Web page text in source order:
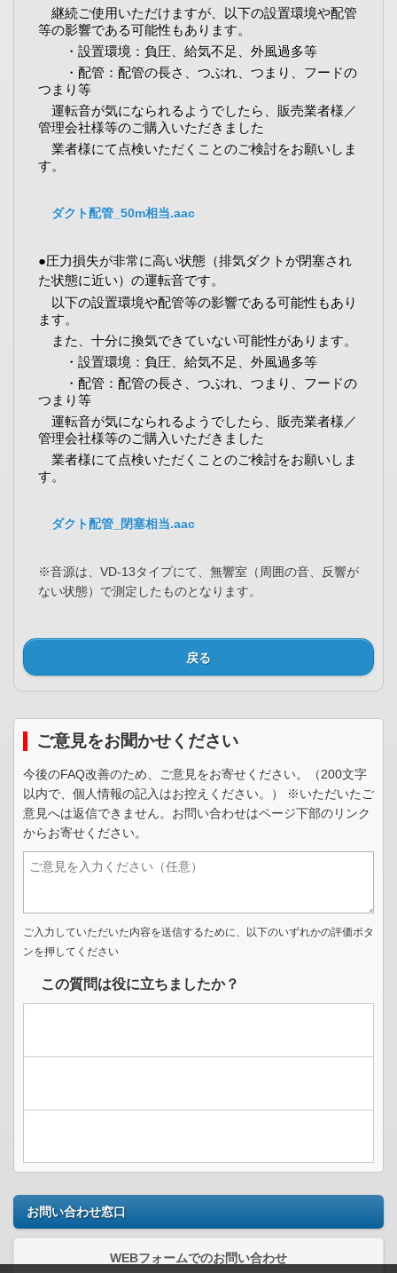
継続ご使用いただけますが、以下の設置環境や配管
等の影響である可能性もあります。
・設置環境：負圧、給気不足、外風過多等
・配管：配管の長さ、つぶれ、つまり、フードの
つまり等
運転音が気になられるようでしたら、販売業者様／
管理会社様等のご購入いただきました
業者様にて点検いただくことのご検討をお願いしま
す。
ダクト配管_50m相当.aac
●圧力損失が非常に高い状態（排気ダクトが閉塞され
た状態に近い）の運転音です。
以下の設置環境や配管等の影響である可能性もあり
ます。
また、十分に換気できていない可能性があります。
・設置環境：負圧、給気不足、外風過多等
・配管：配管の長さ、つぶれ、つまり、フードの
つまり等
運転音が気になられるようでしたら、販売業者様／
管理会社様等のご購入いただきました
業者様にて点検いただくことのご検討をお願いしま
す。
ダクト配管_閉塞相当.aac
※音源は、VD-13タイプにて、無響室（周囲の音、反響が
ない状態）で測定したものとなります。
戻る
ご意見をお聞かせください
今後のFAQ改善のため、ご意見をお寄せください。（200文字
以内で、個人情報の記入はお控えください。） ※いただいたご
意見へは返信できません。お問い合わせはページ下部のリンク
からお寄せください。
ご入力していただいた内容を送信するために、以下のいずれかの評価ボタ
ンを押してください
この質問は役に立ちましたか？
お問い合わせ窓口
WEBフォームでのお問い合わせ